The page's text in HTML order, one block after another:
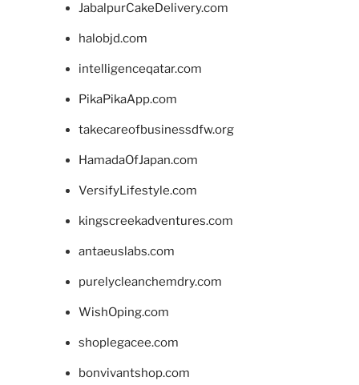
JabalpurCakeDelivery.com
halobjd.com
intelligenceqatar.com
PikaPikaApp.com
takecareofbusinessdfw.org
HamadaOfJapan.com
VersifyLifestyle.com
kingscreekadventures.com
antaeuslabs.com
purelycleanchemdry.com
WishOping.com
shoplegacee.com
bonvivantshop.com